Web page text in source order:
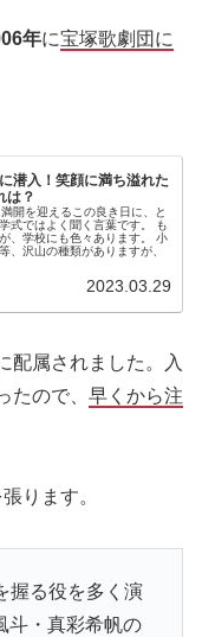
年に宝塚歌劇団に
潜入！笑顔に満ち溢れた
は？
開を迎えるこの良き日に、と
式ではよく聞く言葉です。 も
、学校にも色々あります。 小
、沢山の種類がありますが、
2023.03.29
配属されました。入
たので、 早くから注
張ります。
握る役を多く演
斗・真彩希帆の